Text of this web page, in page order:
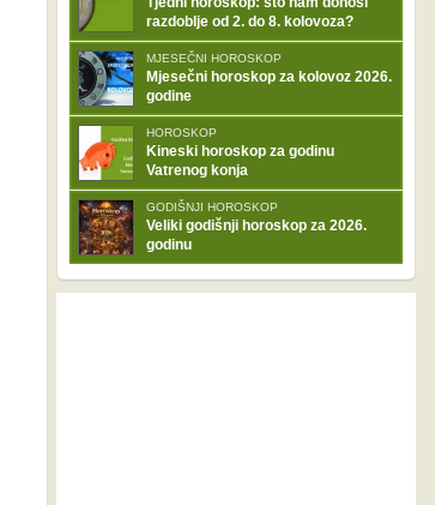
razdoblje od 2. do 8. kolovoza?
MJESEČNI HOROSKOP
Mjesečni horoskop za kolovoz 2026.
godine
HOROSKOP
Kineski horoskop za godinu
Vatrenog konja
GODIŠNJI HOROSKOP
Veliki godišnji horoskop za 2026.
godinu